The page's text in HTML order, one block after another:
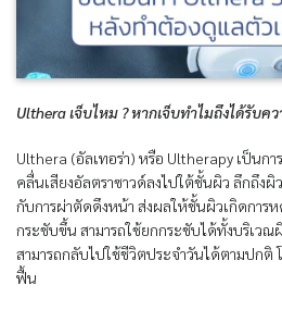
Ulthera เจ็บไหม ? หากเจ็บทำไมถึงได้รับค
Ulthera (อัลเทอร่า) หรือ Ultherapy เป็นก
คลื่นเสียงอัลตราซาวด์ลงไปใต้ชั้นผิว ลึกถึงผิ
กับการผ่าตัดดึงหน้า ส่งผลให้ชั้นผิวเกิดการ
กระชับขึ้น สามารถใช้ยกกระชับได้ทั้งบริเวณ
สามารถกลับไปใช้ชีวิตประจำวันได้ตามปกติ
ฟื้น